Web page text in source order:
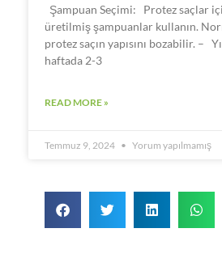
Şampuan Seçimi: Protez saçlar
üretilmiş şampuanlar kullanın.
protez saçın yapısını bozabilir. –
haftada 2-3
READ MORE »
Temmuz 9, 2024 Yorum yapılmamış